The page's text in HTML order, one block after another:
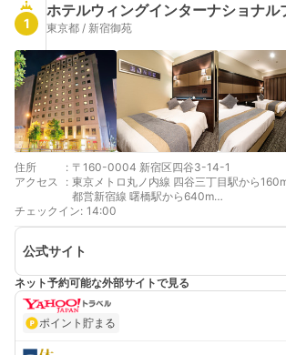
1 東京都 / 新宿御苑
住所 : 〒160-0004 新宿区四谷3-14-1
アクセス
: 東京メトロ丸ノ内線 四谷三丁目駅から
都営新宿線 曙橋駅から640m
東京メトロ丸ノ内線 新宿御苑前駅から694m
チェックイン: 14:00
公式サイト
ネット予約可能な外部サイトで見る
ポイント貯まる